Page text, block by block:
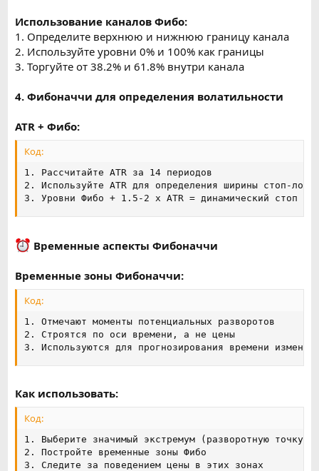
Использование каналов Фибо:
1. Определите верхнюю и нижнюю границу канала
2. Используйте уровни 0% и 100% как границы
3. Торгуйте от 38.2% и 61.8% внутри канала
4. Фибоначчи для определения волатильности
ATR + Фибо:
Код:
1. Рассчитайте ATR за 14 периодов
2. Используйте ATR для определения ширины стоп-
3. Уровни Фибо + 1.5-2 x ATR = динамический стоп
Временные аспекты Фибоначчи
Временные зоны Фибоначчи:
Код:
1. Отмечают моменты потенциальных разворотов
2. Строятся по оси времени, а не цены
3. Используются для прогнозирования времени
Как использовать:
Код:
1. Выберите значимый экстремум (разворотную точку)
2. Постройте временные зоны Фибо
3. Следите за поведением цены в этих зонах